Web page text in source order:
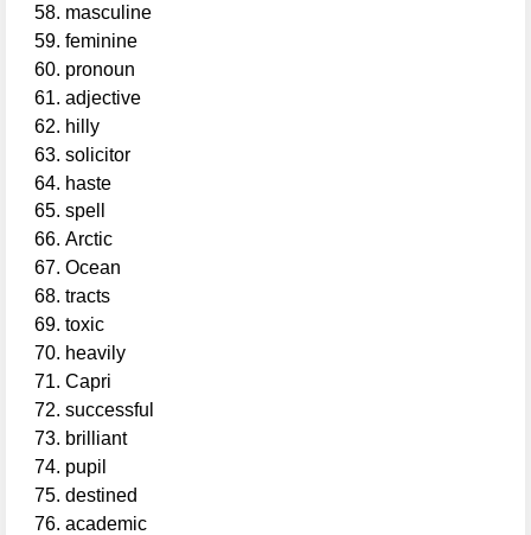
masculine
feminine
pronoun
adjective
hilly
solicitor
haste
spell
Arctic
Ocean
tracts
toxic
heavily
Capri
successful
brilliant
pupil
destined
academic